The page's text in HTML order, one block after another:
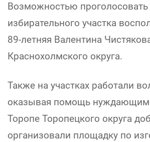
Возможностью проголосовать
избирательного участка
89-летняя Валентина
Краснохолмского округа.
Также на участках работали
оказывая помощь
Торопе Торопецкого округа
организовали площадку по